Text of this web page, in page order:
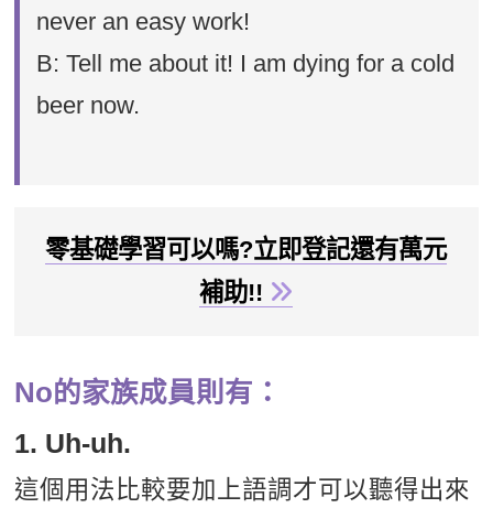
never an easy work!
B: Tell me about it! I am dying for a cold
beer now.
零基礎學習可以嗎?立即登記還有萬元
補助!!
No的家族成員則有：
1. Uh-uh.
這個用法比較要加上語調才可以聽得出來